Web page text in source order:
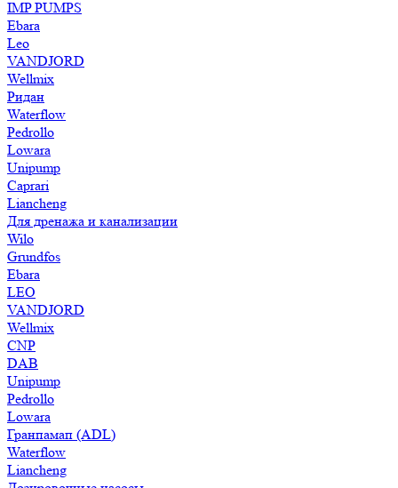
IMP PUMPS
Ebara
Leo
VANDJORD
Wellmix
Ридан
Waterflow
Pedrollo
Lowara
Unipump
Caprari
Liancheng
Для дренажа и канализации
Wilo
Grundfos
Ebara
LEO
VANDJORD
Wellmix
CNP
DAB
Unipump
Pedrollo
Lowara
Гранпамап (ADL)
Waterflow
Liancheng